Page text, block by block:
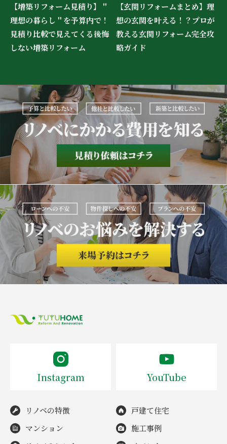
【増築リフォーム見積り】＂
理想の暮らし＂を予算内で！
見積り比較で見えてくる後悔
しない増築リフォーム
【玄関リフォームまとめ】理
想の玄関を叶える！？プロが
教える玄関リフォーム完全攻
略ガイド
Instagram YouTube
リノベの特徴
戸建て住宅
マンション
施工事例